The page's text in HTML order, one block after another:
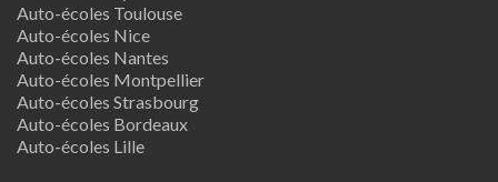
Auto-écoles Toulouse
Auto-écoles Nice
Auto-écoles Nantes
Auto-écoles Montpellier
Auto-écoles Strasbourg
Auto-écoles Bordeaux
Auto-écoles Lille